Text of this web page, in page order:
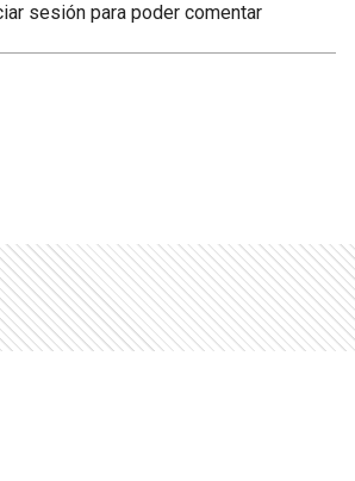
sesión para poder comentar